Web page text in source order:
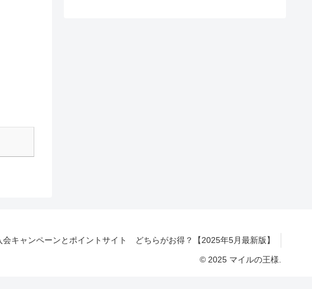
キャンペーンとポイントサイト どちらがお得？【2025年5月最新版】
© 2025 マイルの王様.